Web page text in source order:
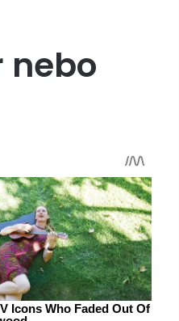
nebo